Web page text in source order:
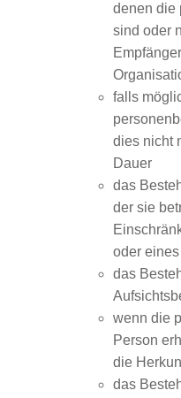
denen die
sind oder
falls
dies nicht
Dauer
das
der sie
oder
das
wenn die
Person
die
das